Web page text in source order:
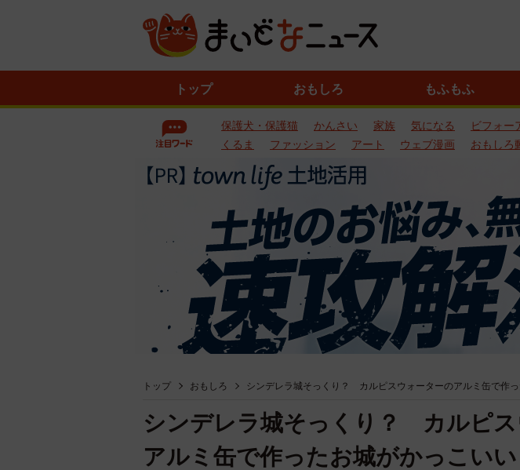
トップ おもしろ もふもふ
保護犬・保護猫 かんさい 家族 気になる ビフォー
くるま
ファッション アート ウェブ漫画 おもしろ
トップ おもしろ シンデレラ城そっくり？ カルピスウォーターのアルミ缶で作
シンデレラ城そっくり？ カルピス
アルミ缶で作ったお城がかっこいい